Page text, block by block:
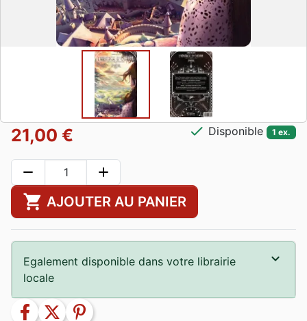
21,00 € check Disponible 1 ex.
remove add
shopping_cart AJOUTER AU PANIER
Egalement disponible dans votre librairie
locale
facebook twitter
pinterest